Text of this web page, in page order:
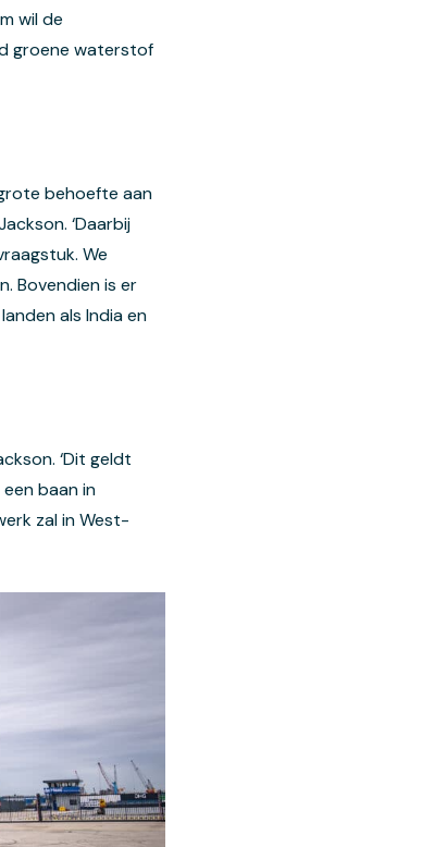
wil de
groene waterstof
behoefte aan
‘Daarbij
We
Bovendien is er
als India en
‘Dit geldt
baan in
zal in West-